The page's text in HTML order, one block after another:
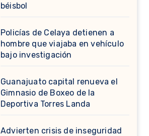
béisbol
Policías de Celaya detienen a
hombre que viajaba en vehículo
bajo investigación
Guanajuato capital renueva el
Gimnasio de Boxeo de la
Deportiva Torres Landa
Advierten crisis de inseguridad